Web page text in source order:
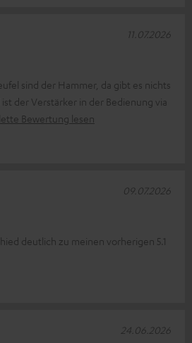
sind der Hammer, da gibt es nichts
der Verstärker in der Bedienung via
Bewertung lesen
11.07.2026
deutlich zu meinen vorherigen 5.1
09.07.2026
24.06.2026